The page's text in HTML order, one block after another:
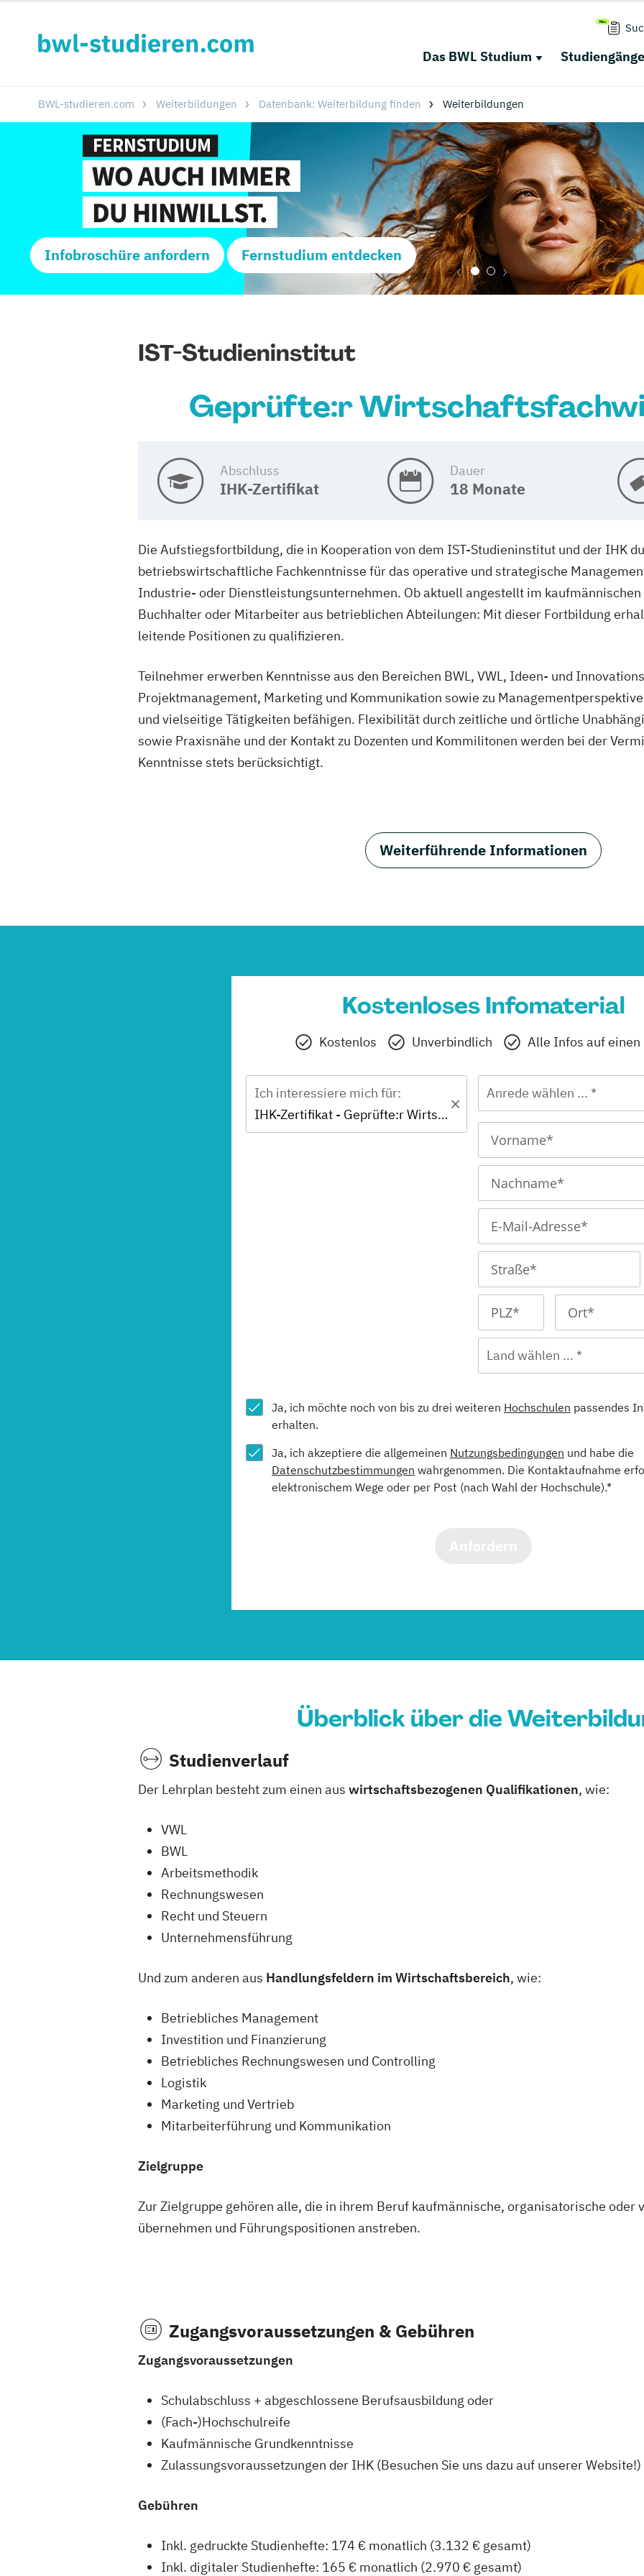
Das BWL Studium Studiengänge
BWL-studieren.com Weiterbildungen Datenbank: Weiterbildung finden Weiterbildungen
Infobroschüre anfordern Fernstudium entdecken
IST-Studieninstitut
Geprüfte:r
Abschluss
IHK-Zertifikat
Dauer
18 Monate
Die Aufstiegsfortbildung, die in Kooperation von dem IST-Studieninstitut und der IHK
betriebswirtschaftliche Fachkenntnisse für das operative und strategische
Industrie- oder Dienstleistungsunternehmen. Ob aktuell angestellt im
Buchhalter oder Mitarbeiter aus betrieblichen Abteilungen: Mit dieser Fortbildung
leitende Positionen zu qualifizieren.
Teilnehmer erwerben Kenntnisse aus den Bereichen BWL, VWL, Ideen- und
Projektmanagement, Marketing und Kommunikation sowie zu
und vielseitige Tätigkeiten befähigen. Flexibilität durch zeitliche und örtliche
sowie Praxisnähe und der Kontakt zu Dozenten und Kommilitonen werden bei der
Kenntnisse stets berücksichtigt.
Weiterführende Informationen
Kostenloses Infomaterial
Kostenlos Unverbindlich Alle Infos auf einen
Ich interessiere mich für:
IHK-Zertifikat - Geprüfte:r Wirtschaftsfachwirt:in (IHK)
Anrede wählen ... *
Land wählen ... *
Ja, ich möchte noch von bis zu drei weiteren Hochschulen passendes
erhalten.
Ja, ich akzeptiere die allgemeinen Nutzungsbedingungen und habe die
Datenschutzbestimmungen wahrgenommen. Die Kontaktaufnahme
elektronischem Wege oder per Post (nach Wahl der Hochschule).*
Überblick über die
Studienverlauf
Der Lehrplan besteht zum einen aus wirtschaftsbezogenen Qualifikationen, wie:
VWL
BWL
Arbeitsmethodik
Rechnungswesen
Recht und Steuern
Unternehmensführung
Und zum anderen aus Handlungsfeldern im Wirtschaftsbereich, wie:
Betriebliches Management
Investition und Finanzierung
Betriebliches Rechnungswesen und Controlling
Logistik
Marketing und Vertrieb
Mitarbeiterführung und Kommunikation
Zielgruppe
Zur Zielgruppe gehören alle, die in ihrem Beruf kaufmännische, organisatorische oder
übernehmen und Führungspositionen anstreben.
Zugangsvoraussetzungen & Gebühren
Zugangsvoraussetzungen
Schulabschluss + abgeschlossene Berufsausbildung oder
(Fach-)Hochschulreife
Kaufmännische Grundkenntnisse
Zulassungsvoraussetzungen der IHK (Besuchen Sie uns dazu auf unserer Website!)
Gebühren
Inkl. gedruckte Studienhefte: 174 € monatlich (3.132 € gesamt)
Inkl. digitaler Studienhefte: 165 € monatlich (2.970 € gesamt)